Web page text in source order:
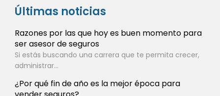
Últimas noticias
Razones por las que hoy es buen momento para
ser asesor de seguros
Si estás buscando una carrera que te permita crecer,
administrar...
¿Por qué fin de año es la mejor época para